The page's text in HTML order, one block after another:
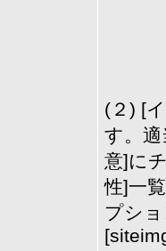
(２) [
す。
意]に
性]一
プシ